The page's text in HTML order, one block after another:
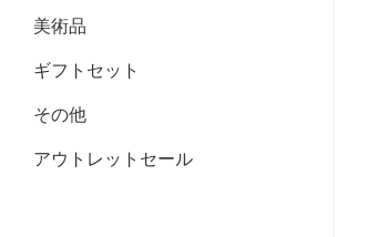
美術品
ギフトセット
その他
アウトレットセール